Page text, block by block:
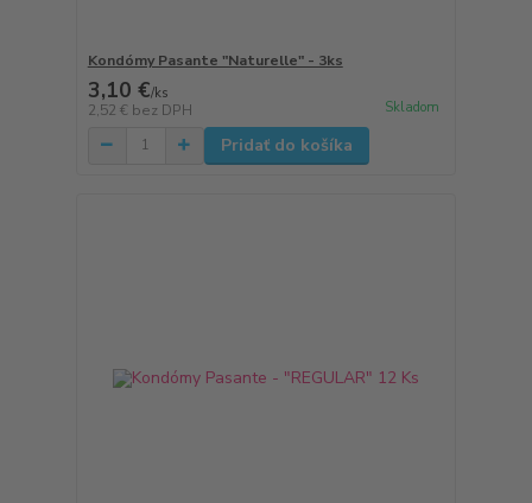
Kondómy Pasante "Naturelle" - 3ks
3,10 €/ks
2,52 € bez DPH Skladom
Pridať do košíka